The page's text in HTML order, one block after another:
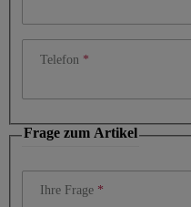
Telefon
Frage zum Artikel
Ihre Frage